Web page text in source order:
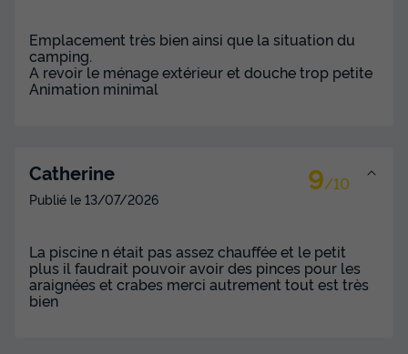
Voir les disponibilités
MOBILHOME 6 personnes - Prestige Plus -
2 chambres - 32m²
Annulation gratuite
Emplacement très bien ainsi que la situation du
camping.
A revoir le ménage extérieur et douche trop petite
Animation minimal
Catherine 9/10
Publié le 13/07/2026
La piscine n était pas assez chauffée et le petit
plus il faudrait pouvoir avoir des pinces pour les
araignées et crabes merci autrement tout est très
bien